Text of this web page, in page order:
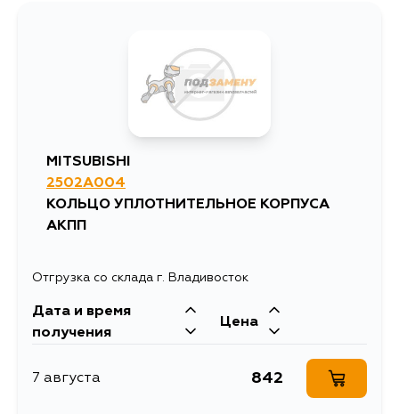
MITSUBISHI
2502A004
КОЛЬЦО УПЛОТНИТЕЛЬНОЕ КОРПУСА
АКПП
Отгрузка со склада г. Владивосток
Дата и время
получения
Цена
7 августа 842